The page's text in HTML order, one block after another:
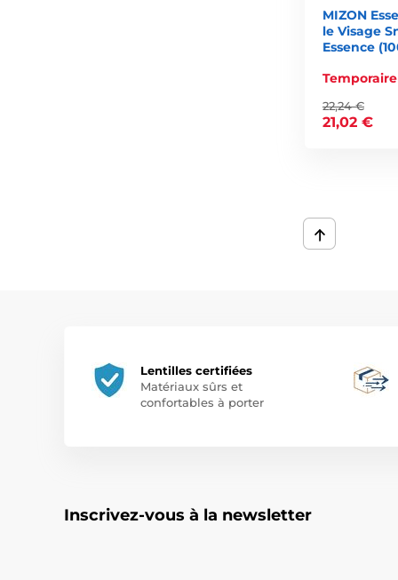
MIZON
le Visage
Essence
22,24 €
21,02 €
Lentilles certifiées
Matériaux sûrs et
confortables à porter
Inscrivez-vous à la newsletter